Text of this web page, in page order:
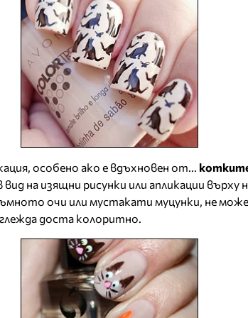
особено ако е вдъхновен от...
на изящни рисунки или апликации
очи или мустакати муцунки, не може
доста колоритно.